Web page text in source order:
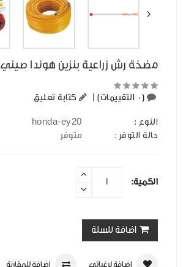
مضخة رش زراعية بنزين هوندا صيني
(0 التقييمات) كتابة تعليق
النوع :
حالة التوفر : متوفر
الكمية:
اضافة للسلة
إضافة لرغباتي اضافة للمقارنة